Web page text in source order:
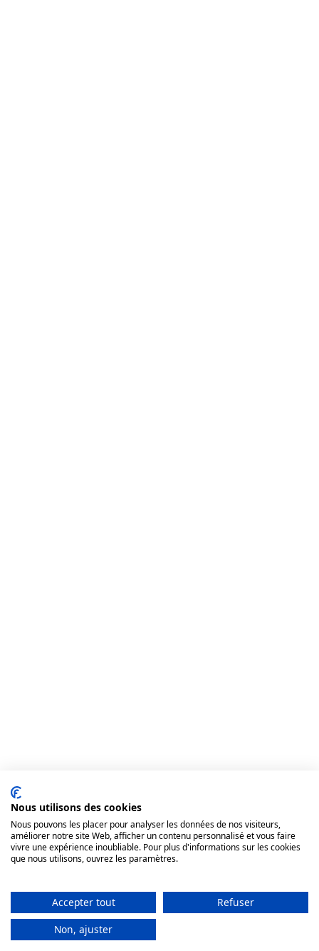
Nous utilisons des cookies
Nous pouvons les placer pour analyser les données de nos visiteurs,
améliorer notre site Web, afficher un contenu personnalisé et vous faire
vivre une expérience inoubliable. Pour plus d'informations sur les cookies
que nous utilisons, ouvrez les paramètres.
Accepter tout
Refuser
Non, ajuster